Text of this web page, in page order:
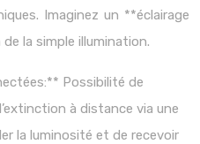
Imaginez un **éclairage
la simple illumination.
Possibilité de
à distance via une
la luminosité et de recevoir